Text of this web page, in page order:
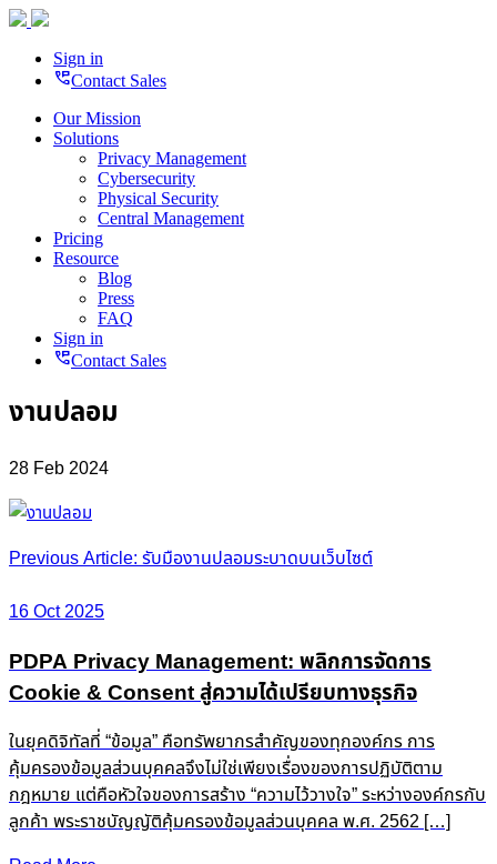
Sign in
perm_phone_msgContact Sales
Our Mission
Solutions
Privacy Management
Cybersecurity
Physical Security
Central Management
Pricing
Resource
Blog
Press
FAQ
Sign in
perm_phone_msgContact Sales
งานปลอม
28 Feb 2024
Post
navigation
Previous Article: รับมืองานปลอมระบาดบนเว็บไซต์
16 Oct 2025
PDPA Privacy Management: พลิกการจัดการ
Cookie & Consent สู่ความได้เปรียบทางธุรกิจ
ในยุคดิจิทัลที่ “ข้อมูล” คือทรัพยากรสำคัญของทุกองค์กร การ
คุ้มครองข้อมูลส่วนบุคคลจึงไม่ใช่เพียงเรื่องของการปฏิบัติตาม
กฎหมาย แต่คือหัวใจของการสร้าง “ความไว้วางใจ” ระหว่างองค์กรกับ
ลูกค้า พระราชบัญญัติคุ้มครองข้อมูลส่วนบุคคล พ.ศ. 2562 […]